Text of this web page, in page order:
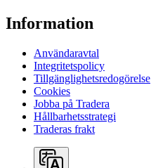
Information
Användaravtal
Integritetspolicy
Tillgänglighetsredogörelse
Cookies
Jobba på Tradera
Hållbarhetsstrategi
Traderas frakt